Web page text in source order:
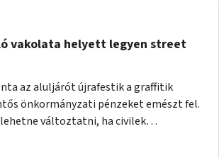
váltásokkor cserélhetők és az aluljáró
nem kerülnek alkotások... Az aluljáró
(a telefonkészülékek voltak ott) -
leválasztva, zárható kis
(fő)lejáró korlátján figyelem felhívó
vakolata helyett legyen street
az aluljárót újrafestik a graffitik
önkormányzati pénzeket emészt fel.
változtatni, ha civilek